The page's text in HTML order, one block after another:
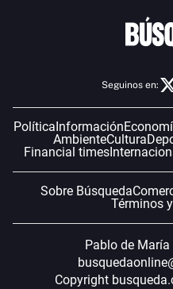
Seguinos en:
PolíticaInformación
AmbienteCultura
Financial times
Sobre Búsqueda
Términos
Pablo de
Copyright